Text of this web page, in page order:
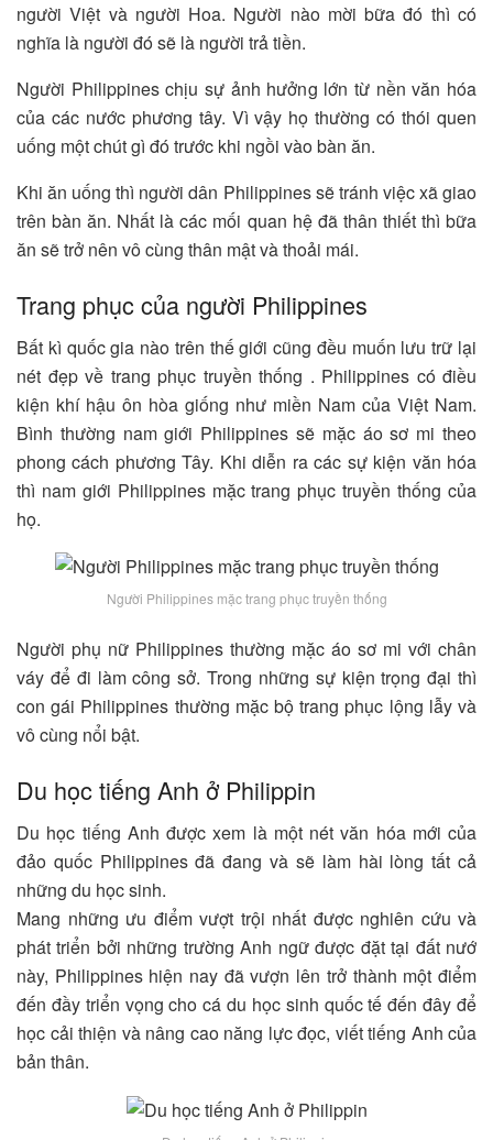
người Việt và người Hoa. Người nào mời bữa đó thì có
nghĩa là người đó sẽ là người trả tiền.
Người Philippines chịu sự ảnh hưởng lớn từ nền văn hóa
của các nước phương tây. Vì vậy họ thường có thói quen
uống một chút gì đó trước khi ngồi vào bàn ăn.
Khi ăn uống thì người dân Philippines sẽ tránh việc xã giao
trên bàn ăn. Nhất là các mối quan hệ đã thân thiết thì bữa
ăn sẽ trở nên vô cùng thân mật và thoải mái.
Trang phục của người Philippines
Bất kì quốc gia nào trên thế giới cũng đều muốn lưu trữ lại
nét đẹp về trang phục truyền thống . Philippines có điều
kiện khí hậu ôn hòa giống như miền Nam của Việt Nam.
Bình thường nam giới Philippines sẽ mặc áo sơ mi theo
phong cách phương Tây. Khi diễn ra các sự kiện văn hóa
thì nam giới Philippines mặc trang phục truyền thống của
họ.
Người Philippines mặc trang phục truyền thống
Người phụ nữ Philippines thường mặc áo sơ mi với chân
váy để đi làm công sở. Trong những sự kiện trọng đại thì
con gái Philippines thường mặc bộ trang phục lộng lẫy và
vô cùng nổi bật.
Du học tiếng Anh ở Philippin
Du học tiếng Anh được xem là một nét văn hóa mới của
đảo quốc Philippines đã đang và sẽ làm hài lòng tất cả
những du học sinh.
Mang những ưu điểm vượt trội nhất được nghiên cứu và
phát triển bởi những trường Anh ngữ được đặt tại đất nướ
này, Philippines hiện nay đã vượn lên trở thành một điểm
đến đầy triển vọng cho cá du học sinh quốc tế đến đây để
học cải thiện và nâng cao năng lực đọc, viết tiếng Anh của
bản thân.